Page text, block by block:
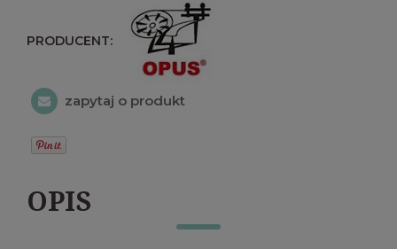
PRODUCENT:
zapytaj o produkt
OPIS